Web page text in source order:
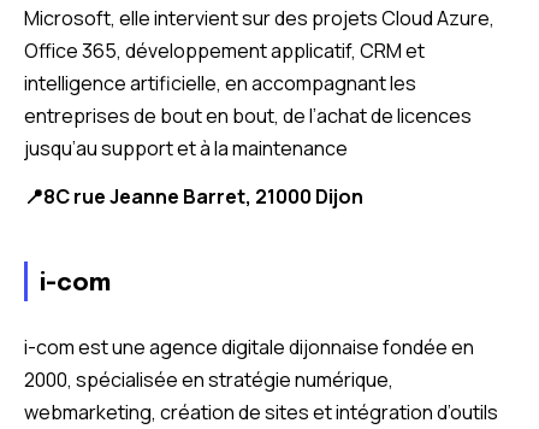
Microsoft, elle intervient sur des projets Cloud Azure,
Office 365, développement applicatif, CRM et
intelligence artificielle, en accompagnant les
entreprises de bout en bout, de l’achat de licences
jusqu’au support et à la maintenance
📍8C rue Jeanne Barret, 21000 Dijon
i-com
i-com est une agence digitale dijonnaise fondée en
2000, spécialisée en stratégie numérique,
webmarketing, création de sites et intégration d’outils